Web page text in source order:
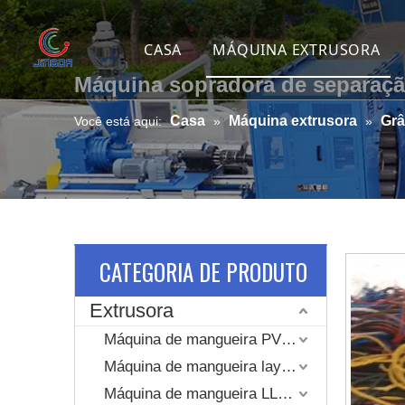
CASA MÁQUINA EXTRUSORA
Máquina de mangueira
Máquina de
Máquina de mangueira
Máquina de
Linha de extrusão de
Linha de extrusão de
Máquina de
Máquina sopradora de
Você está aqui: Casa » Máquina extrusora »
CATEGORIA DE PRODUTO
Extrusora
Máquina de mangueira PVC Layflat
Máquina de mangueira layflat revestida com jaqueta tecida de alta pressão
Máquina de mangueira LLDPE layflat